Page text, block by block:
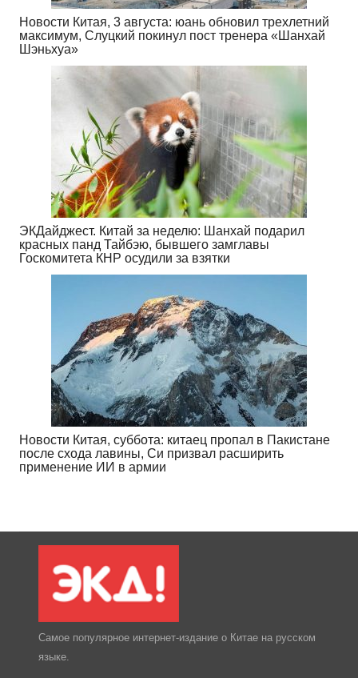
Новости Китая, 3 августа: юань обновил трехлетний
максимум, Слуцкий покинул пост тренера «Шанхай
Шэньхуа»
ЭКДайджест. Китай за неделю: Шанхай подарил
красных панд Тайбэю, бывшего замглавы
Госкомитета КНР осудили за взятки
Новости Китая, суббота: китаец пропал в Пакистане
после схода лавины, Си призвал расширить
применение ИИ в армии
Самое популярное интернет-издание о Китае на русском
языке.